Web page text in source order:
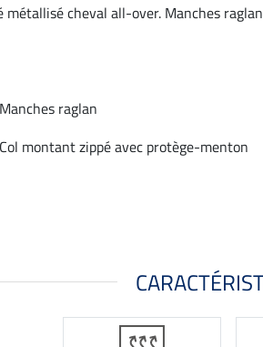
cheval all-over. Manches
Manches raglan
Col montant zippé avec protège-menton